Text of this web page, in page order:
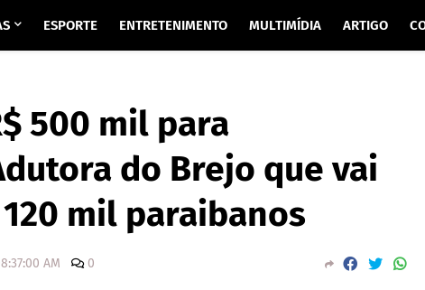
ESPORTE ENTRETENIMENTO MULTIMÍDIA ARTIGO
500 mil para
do Brejo que vai
mil paraibanos
AM 0